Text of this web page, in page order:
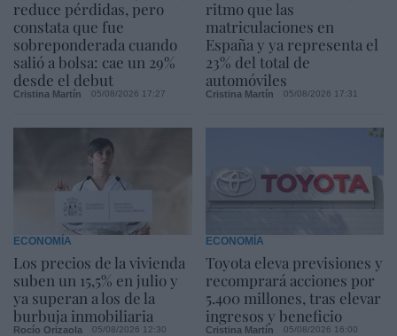
reduce pérdidas, pero
constata que fue
sobreponderada cuando
salió a bolsa: cae un 29%
desde el debut
Cristina Martín 05/08/2026 17:27
ritmo que las
matriculaciones en
España y ya representa el
23% del total de
automóviles
Cristina Martín 05/08/2026 17:31
Los precios de la vivienda
suben un 15,5% en julio y
ya superan a los de la
burbuja inmobiliaria
ECONOMÍA
Rocío Orizaola 05/08/2026 12:30
Toyota eleva previsiones y
recomprará acciones por
5.400 millones, tras elevar
ingresos y beneficio
ECONOMÍA
Cristina Martín 05/08/2026 16:00